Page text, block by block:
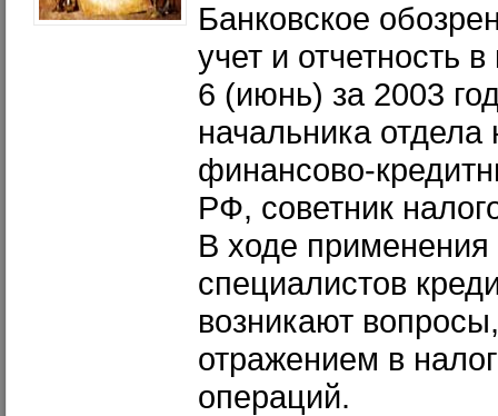
Банковское
учет и отчетность
6 (июнь) за 2003
начальника
финансово-
РФ, советник
В ходе
специалистов
возникают
отражением в
операций.